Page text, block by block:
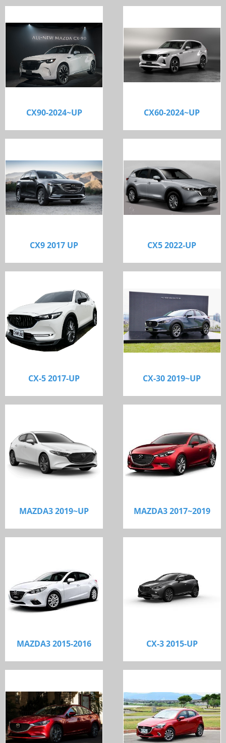
CX90-2024~UP CX60-2024~UP
CX9 2017 UP CX5 2022-UP
CX-5 2017-UP CX-30 2019~UP
MAZDA3 2019~UP MAZDA3 2017~2019
MAZDA3 2015-2016 CX-3 2015-UP